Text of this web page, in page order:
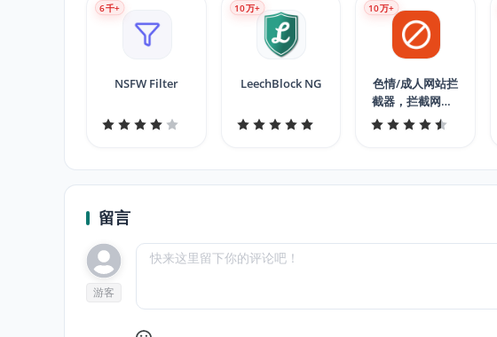
NSFW Filter
6千+
LeechBlock NG
10万+
色情/成人网站拦
截器，拦截网站 -
BlockerX
10万+
留言
游客